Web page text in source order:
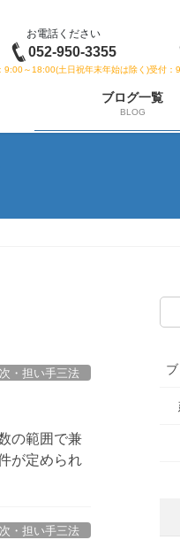
お電話ください
052-950-3355
9:00～18:00(土日祝年末年始は除く)受付：
ブログ一覧
BLOG
・担い手三法
の範囲で兼
が定められ
・担い手三法